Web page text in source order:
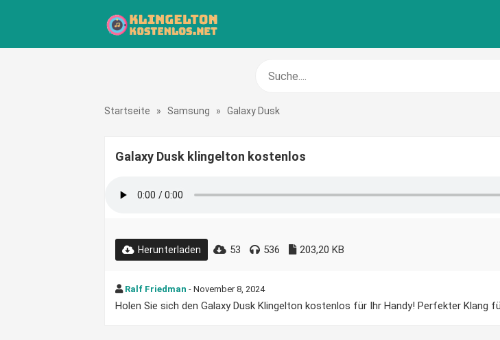
Startseite » Samsung » Galaxy Dusk
Galaxy Dusk klingelton kostenlos
Herunterladen 53 536 203,20 KB
Ralf Friedman - November 8, 2024
Holen Sie sich den Galaxy Dusk Klingelton kostenlos für Ihr Handy! Perfekter Klang